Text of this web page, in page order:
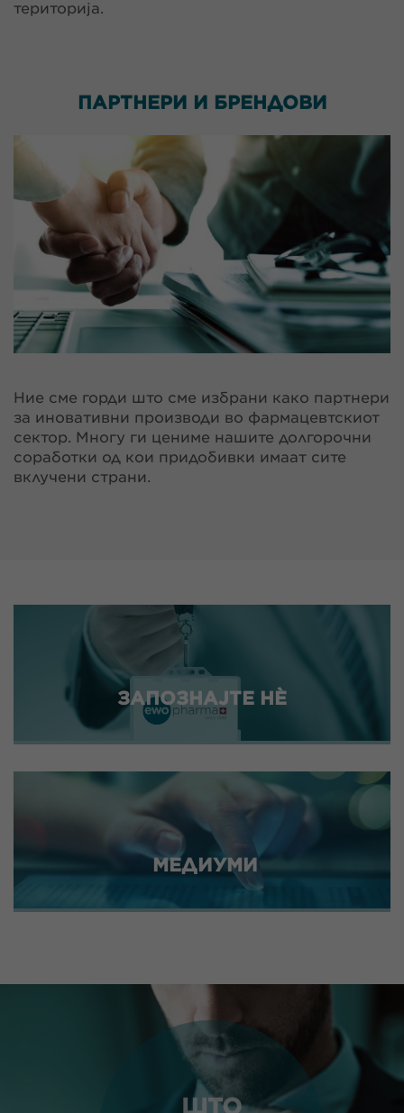
територија.
ПАРТНЕРИ И БРЕНДОВИ
Ние сме горди што сме избрани како партнери
за иновативни производи во фармацевтскиот
сектор. Многу ги цениме нашите долгорочни
соработки од кои придобивки имаат сите
вклучени страни.
ЗАПОЗНАЈТЕ НÈ
МЕДИУМИ
ШТО